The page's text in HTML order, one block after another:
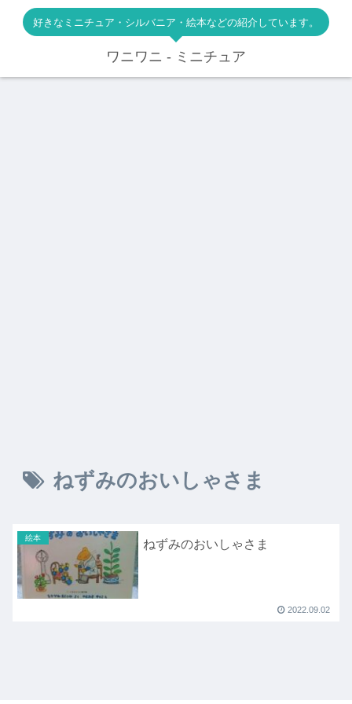
好きなミニチュア・シルバニア・絵本などの紹介しています。
ワニワニ - ミニチュア
ねずみのおいしゃさま
絵本 ねずみのおいしゃさま
2022.09.02